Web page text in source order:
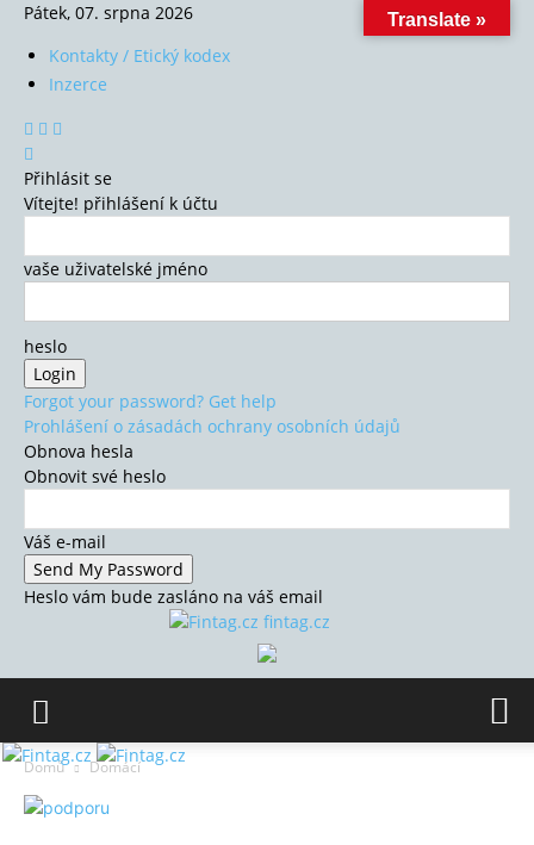
Pátek, 07. srpna 2026
Kontakty / Etický kodex
Inzerce
Přihlásit se
Vítejte! přihlášení k účtu
vaše uživatelské jméno
heslo
Forgot your password? Get help
Prohlášení o zásadách ochrany osobních údajů
Obnova hesla
Obnovit své heslo
Váš e-mail
Heslo vám bude zasláno na váš email
fintag.cz
Domů Domácí
Translate »